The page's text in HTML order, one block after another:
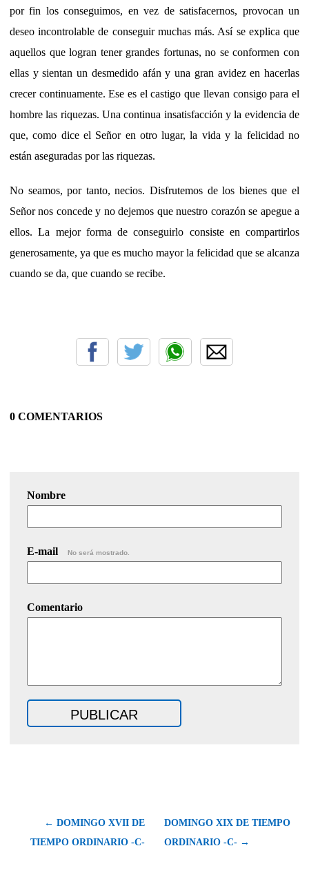
por fin los conseguimos, en vez de satisfacernos, provocan un
deseo incontrolable de conseguir muchas más. Así se explica que
aquellos que logran tener grandes fortunas, no se conformen con
ellas y sientan un desmedido afán y una gran avidez en hacerlas
crecer continuamente. Ese es el castigo que llevan consigo para el
hombre las riquezas. Una continua insatisfacción y la evidencia de
que, como dice el Señor en otro lugar, la vida y la felicidad no
están aseguradas por las riquezas.
No seamos, por tanto, necios. Disfrutemos de los bienes que el
Señor nos concede y no dejemos que nuestro corazón se apegue a
ellos. La mejor forma de conseguirlo consiste en compartirlos
generosamente, ya que es mucho mayor la felicidad que se alcanza
cuando se da, que cuando se recibe.
0 COMENTARIOS
Nombre
E-mail No será mostrado.
Comentario
← DOMINGO XVII DE
TIEMPO ORDINARIO -C-
DOMINGO XIX DE TIEMPO
ORDINARIO -C- →